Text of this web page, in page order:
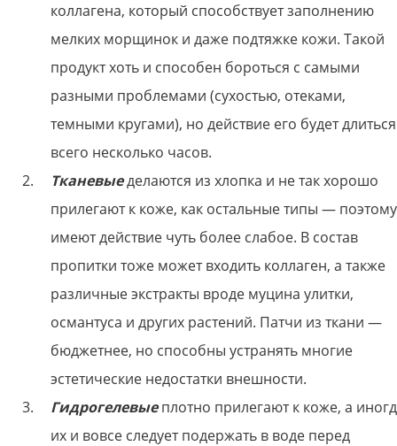
коллагена, который способствует заполнению
мелких морщинок и даже подтяжке кожи. Такой
продукт хоть и способен бороться с самыми
разными проблемами (сухостью, отеками,
темными кругами), но действие его будет длиться
всего несколько часов.
Тканевыеделаются из хлопка и не так хорошо
прилегают к коже, как остальные типы — поэтому
имеют действие чуть более слабое. В состав
пропитки тоже может входить коллаген, а также
различные экстракты вроде муцина улитки,
османтуса и других растений. Патчи из ткани —
бюджетнее, но способны устранять многие
эстетические недостатки внешности.
Гидрогелевыеплотно прилегают к коже, а
их и вовсе следует подержать в воде перед